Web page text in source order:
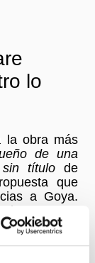
lo
la obra más
de una
sin título de
que
a Goya.
amantes,
Européenne